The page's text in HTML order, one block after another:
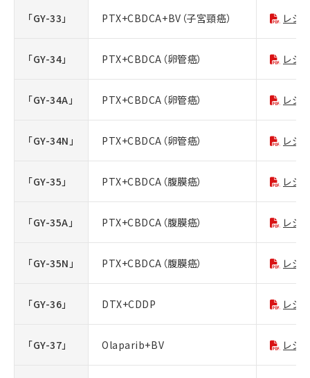
「GY-33」 PTX+CBDCA+BV（子宮頸癌） レジ
「GY-34」 PTX+CBDCA（卵管癌） レジ
「GY-34A」 PTX+CBDCA（卵管癌） レジ
「GY-34N」 PTX+CBDCA（卵管癌） レジ
「GY-35」 PTX+CBDCA（腹膜癌） レジ
「GY-35A」 PTX+CBDCA（腹膜癌） レジ
「GY-35N」 PTX+CBDCA（腹膜癌） レジ
「GY-36」 DTX+CDDP レジ
「GY-37」 Olaparib+BV レジ